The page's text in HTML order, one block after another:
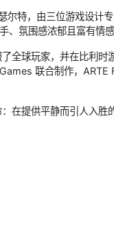
特，由三位游戏设计
氛围感浓郁且富有情感
全球玩家，并在比利时
联合制作，ARTE
提供平静而引人入胜